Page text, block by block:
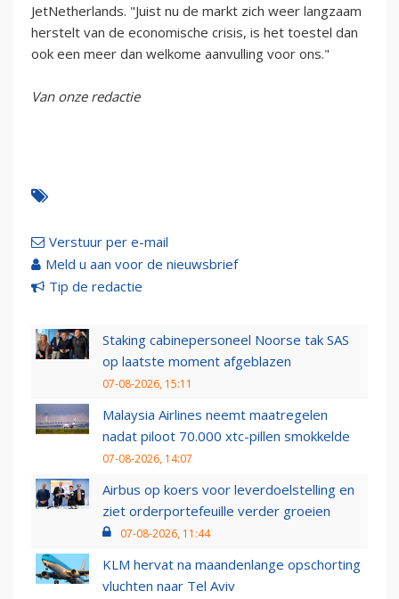
JetNetherlands. "Juist nu de markt zich weer langzaam
herstelt van de economische crisis, is het toestel dan
ook een meer dan welkome aanvulling voor ons."
Van onze redactie
Verstuur per e-mail
Meld u aan voor de nieuwsbrief
Tip de redactie
Staking cabinepersoneel Noorse tak SAS
op laatste moment afgeblazen
07-08-2026, 15:11
Malaysia Airlines neemt maatregelen
nadat piloot 70.000 xtc-pillen smokkelde
07-08-2026, 14:07
Airbus op koers voor leverdoelstelling en
ziet orderportefeuille verder groeien
07-08-2026, 11:44
KLM hervat na maandenlange opschorting
vluchten naar Tel Aviv